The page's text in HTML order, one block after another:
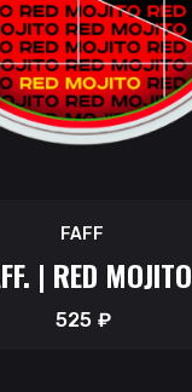
FAFF
| RED MOJITO
525₽